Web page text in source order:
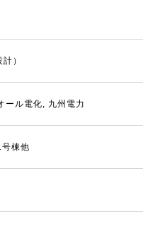
）
ール電化, 九州電力
棟他